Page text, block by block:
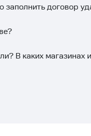
договор
В каких магазинах